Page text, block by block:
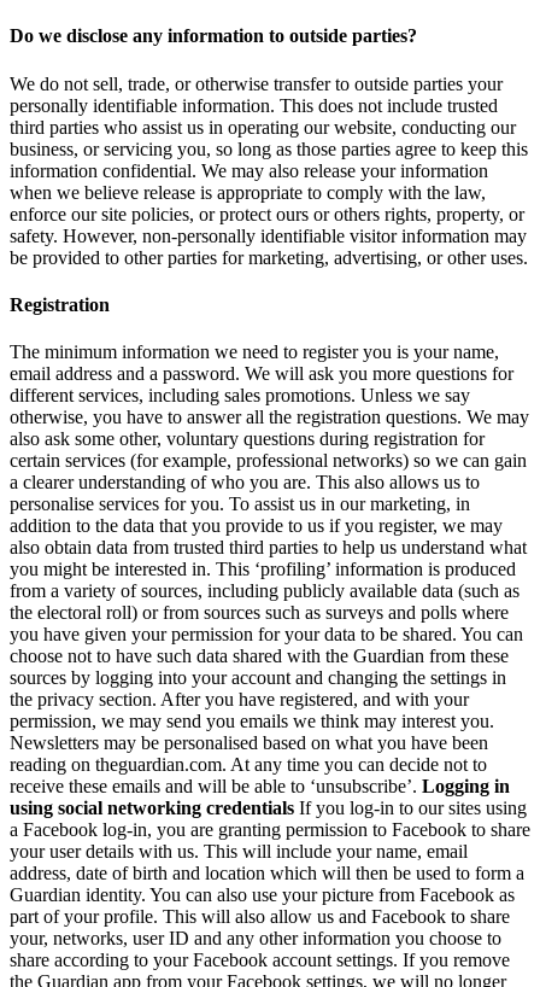
Do we disclose any information to outside parties?
We do not sell, trade, or otherwise transfer to outside parties your
personally identifiable information. This does not include trusted
third parties who assist us in operating our website, conducting our
business, or servicing you, so long as those parties agree to keep this
information confidential. We may also release your information
when we believe release is appropriate to comply with the law,
enforce our site policies, or protect ours or others rights, property, or
safety. However, non-personally identifiable visitor information may
be provided to other parties for marketing, advertising, or other uses.
Registration
The minimum information we need to register you is your name,
email address and a password. We will ask you more questions for
different services, including sales promotions. Unless we say
otherwise, you have to answer all the registration questions. We may
also ask some other, voluntary questions during registration for
certain services (for example, professional networks) so we can gain
a clearer understanding of who you are. This also allows us to
personalise services for you. To assist us in our marketing, in
addition to the data that you provide to us if you register, we may
also obtain data from trusted third parties to help us understand what
you might be interested in. This ‘profiling’ information is produced
from a variety of sources, including publicly available data (such as
the electoral roll) or from sources such as surveys and polls where
you have given your permission for your data to be shared. You can
choose not to have such data shared with the Guardian from these
sources by logging into your account and changing the settings in
the privacy section. After you have registered, and with your
permission, we may send you emails we think may interest you.
Newsletters may be personalised based on what you have been
reading on theguardian.com. At any time you can decide not to
receive these emails and will be able to ‘unsubscribe’. Logging in
using social networking credentials If you log-in to our sites using
a Facebook log-in, you are granting permission to Facebook to share
your user details with us. This will include your name, email
address, date of birth and location which will then be used to form a
Guardian identity. You can also use your picture from Facebook as
part of your profile. This will also allow us and Facebook to share
your, networks, user ID and any other information you choose to
share according to your Facebook account settings. If you remove
the Guardian app from your Facebook settings, we will no longer